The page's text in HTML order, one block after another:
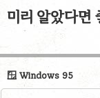
미리 알았다면
🪟 Windows 95